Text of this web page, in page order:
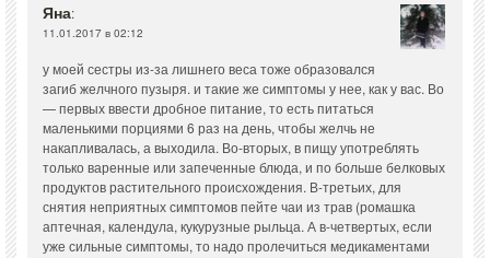
Яна:
11.01.2017 в 02:12
у моей сестры из-за лишнего веса тоже образовался
загиб желчного пузыря. и такие же симптомы у нее, как у вас. Во
— первых ввести дробное питание, то есть питаться
маленькими порциями 6 раз на день, чтобы желчь не
накапливалась, а выходила. Во-вторых, в пищу употреблять
только варенные или запеченные блюда, и по больше белковых
продуктов растительного происхождения. В-третьих, для
снятия неприятных симптомов пейте чаи из трав (ромашка
аптечная, календула, кукурузные рыльца. А в-четвертых, если
уже сильные симптомы, то надо пролечиться медикаментами